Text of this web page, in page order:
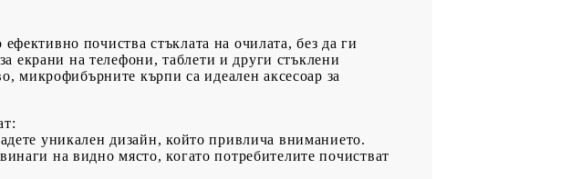
почиства стъклата на очилата, без да ги
екрани на телефони, таблети и други стъклени
микрофибърните кърпи са идеален аксесоар за
уникален дизайн, който привлича вниманието.
на видно място, когато потребителите почистват